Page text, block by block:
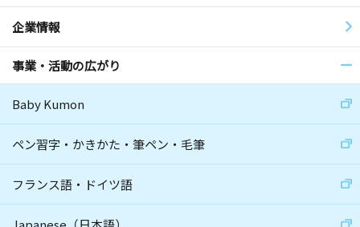
企業情報
事業・活動の広がり
Baby Kumon
ペン習字・かきかた・筆ペン・毛筆
フランス語・ドイツ語